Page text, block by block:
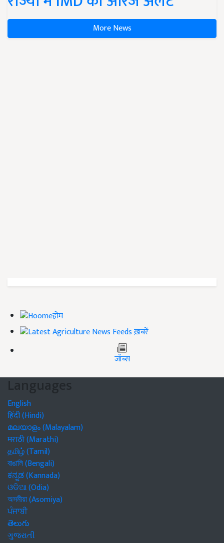
More News
होम
ख़बरें
जॉब्स
Languages
English
हिंदी (Hindi)
മലയാളം (Malayalam)
मराठी (Marathi)
தமிழ் (Tamil)
বাঙালি (Bengali)
ಕನ್ನಡ (Kannada)
ଓଡିଆ (Odia)
অসমীয়া (Asomiya)
ਪੰਜਾਬੀ
తెలుగు
ગુજરાતી